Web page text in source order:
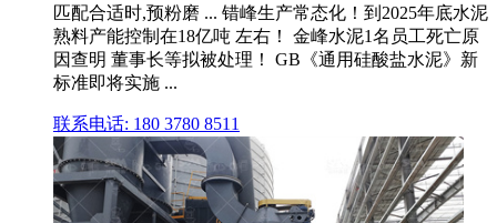
匹配合适时,预粉磨 ... 错峰生产常态化！到2025年底水泥
熟料产能控制在18亿吨 左右！ 金峰水泥1名员工死亡原
因查明 董事长等拟被处理！ GB《通用硅酸盐水泥》新
标准即将实施 ...
联系电话: 180 3780 8511